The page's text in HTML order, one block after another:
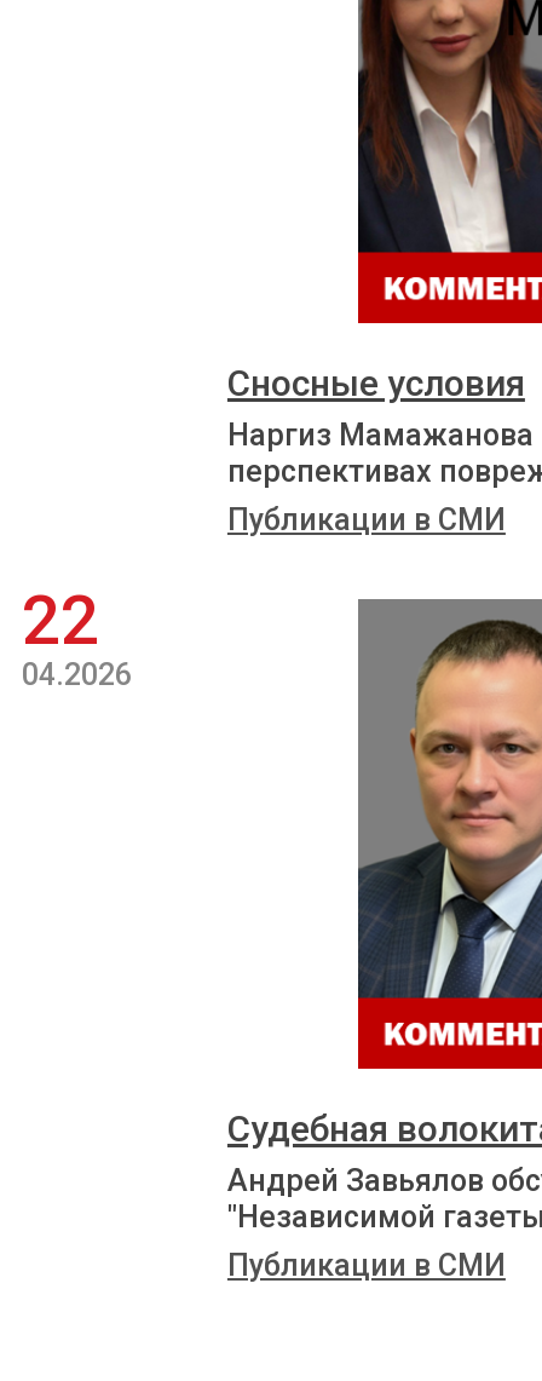
Сносные условия
Наргиз Мамажанова
перспективах
Публикации в СМИ
22
04.2026
Судебная
Андрей Завьялов
"Независимой
Публикации в СМИ